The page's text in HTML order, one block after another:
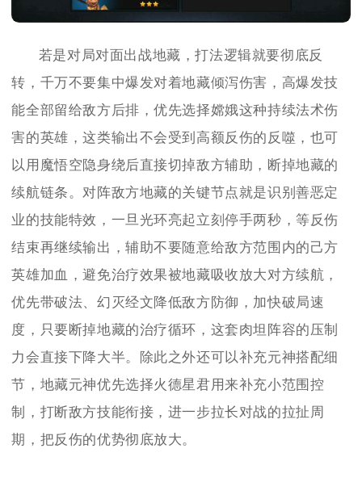
若是对局对面出战地藏，打法逻辑就要彻底反
转，千万不要集中爆发对着地藏倾泻伤害，高爆发技
能全部留给敌方后排，优先选择嫦娥这种持续法术伤
害的英雄，这类输出不会受到高额反伤的反噬，也可
以用魔悟空隐身绕后直接切掉敌方辅助，断掉地藏的
续航链条。对阵敌方地藏的关键节点就是识别善恶定
业的技能特效，一旦光环亮起立刻停手两秒，等反伤
结束再继续输出，辅助不要随意给敌方范围内的己方
英雄加血，避免治疗效果被地藏吸收放大对方续航，
优先带破法、幻灭经文降低敌方防御，加快破局速
度，只要断掉地藏的治疗循环，这套肉坦阵容的压制
力会直接下降大半。除此之外还可以补充元神搭配细
节，地藏元神优先选择火德星君用来补充小范围控
制，打断敌方技能衔接，进一步拉长对战的拉扯周
期，把反伤的优势彻底放大。